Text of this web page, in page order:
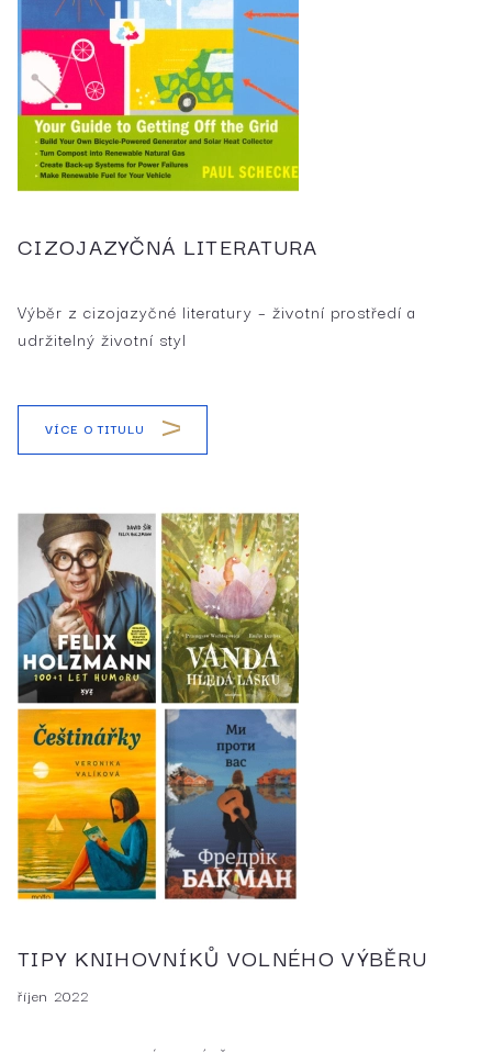
CIZOJAZYČNÁ LITERATURA
Výběr z cizojazyčné literatury – životní prostředí a
udržitelný životní styl
VÍCE O TITULU
TIPY KNIHOVNÍKŮ VOLNÉHO VÝBĚRU
říjen 2022